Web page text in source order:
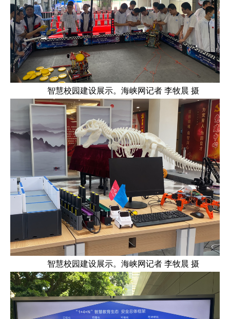
智慧校园建设展示。海峡网记者 李牧晨 摄
智慧校园建设展示。海峡网记者 李牧晨 摄